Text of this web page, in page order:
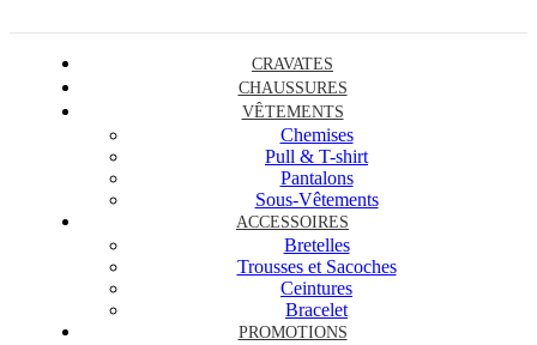
CRAVATES
CHAUSSURES
VÊTEMENTS
Chemises
Pull & T-shirt
Pantalons
Sous-Vêtements
ACCESSOIRES
Bretelles
Trousses et Sacoches
Ceintures
Bracelet
PROMOTIONS